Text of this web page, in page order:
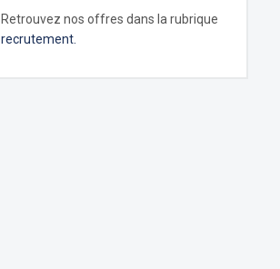
Retrouvez nos offres dans la rubrique
recrutement.